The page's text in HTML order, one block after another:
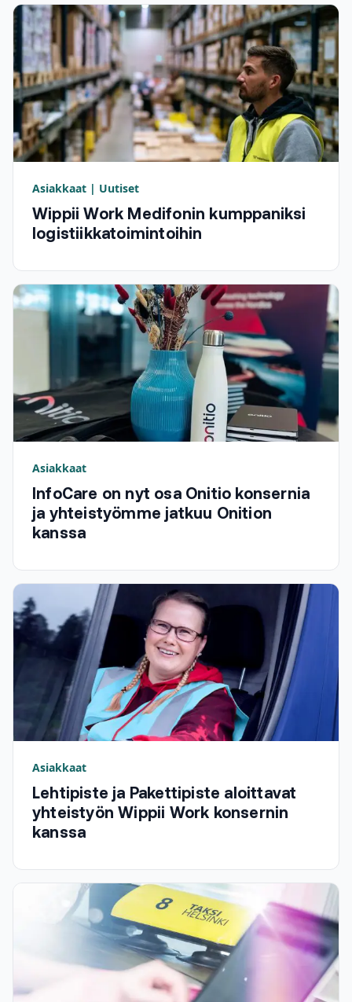
Asiakkaat | Uutiset
Wippii Work Medifonin kumppaniksi
logistiikkatoimintoihin
Asiakkaat
InfoCare on nyt osa Onitio konsernia
ja yhteistyömme jatkuu Onition
kanssa
Asiakkaat
Lehtipiste ja Pakettipiste aloittavat
yhteistyön Wippii Work konsernin
kanssa